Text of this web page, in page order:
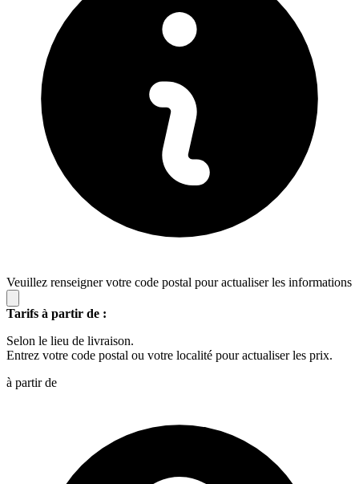
Veuillez renseigner votre code postal pour actualiser les informations
Tarifs à partir de :
Selon le lieu de livraison.
Entrez votre code postal ou votre localité pour actualiser les prix.
à partir de